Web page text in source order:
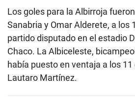
Los goles para la Albirroja
Sanabria y Omar Alderete, a los
partido disputado en el estadio
Chaco. La Albiceleste,
había puesto en ventaja a los
Lautaro Martínez.